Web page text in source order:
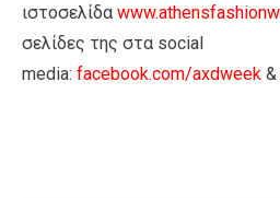
ιστοσελίδα
σελίδες της στα social
media: facebook.com/axdweek &